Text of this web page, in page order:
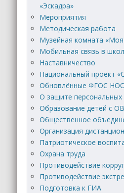
«Эскадра»
Мероприятия
Методическая работа
Музейная комната
Мобильная связь в
Наставничество
Национальный проект
Обновлённые ФГОС
О защите персональных
Образование детей с
Общественное
Организация
Патриотическое
Охрана труда
Противодействие
Противодействие
Подготовка к ГИА